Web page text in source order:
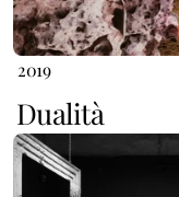
2019
Dualità